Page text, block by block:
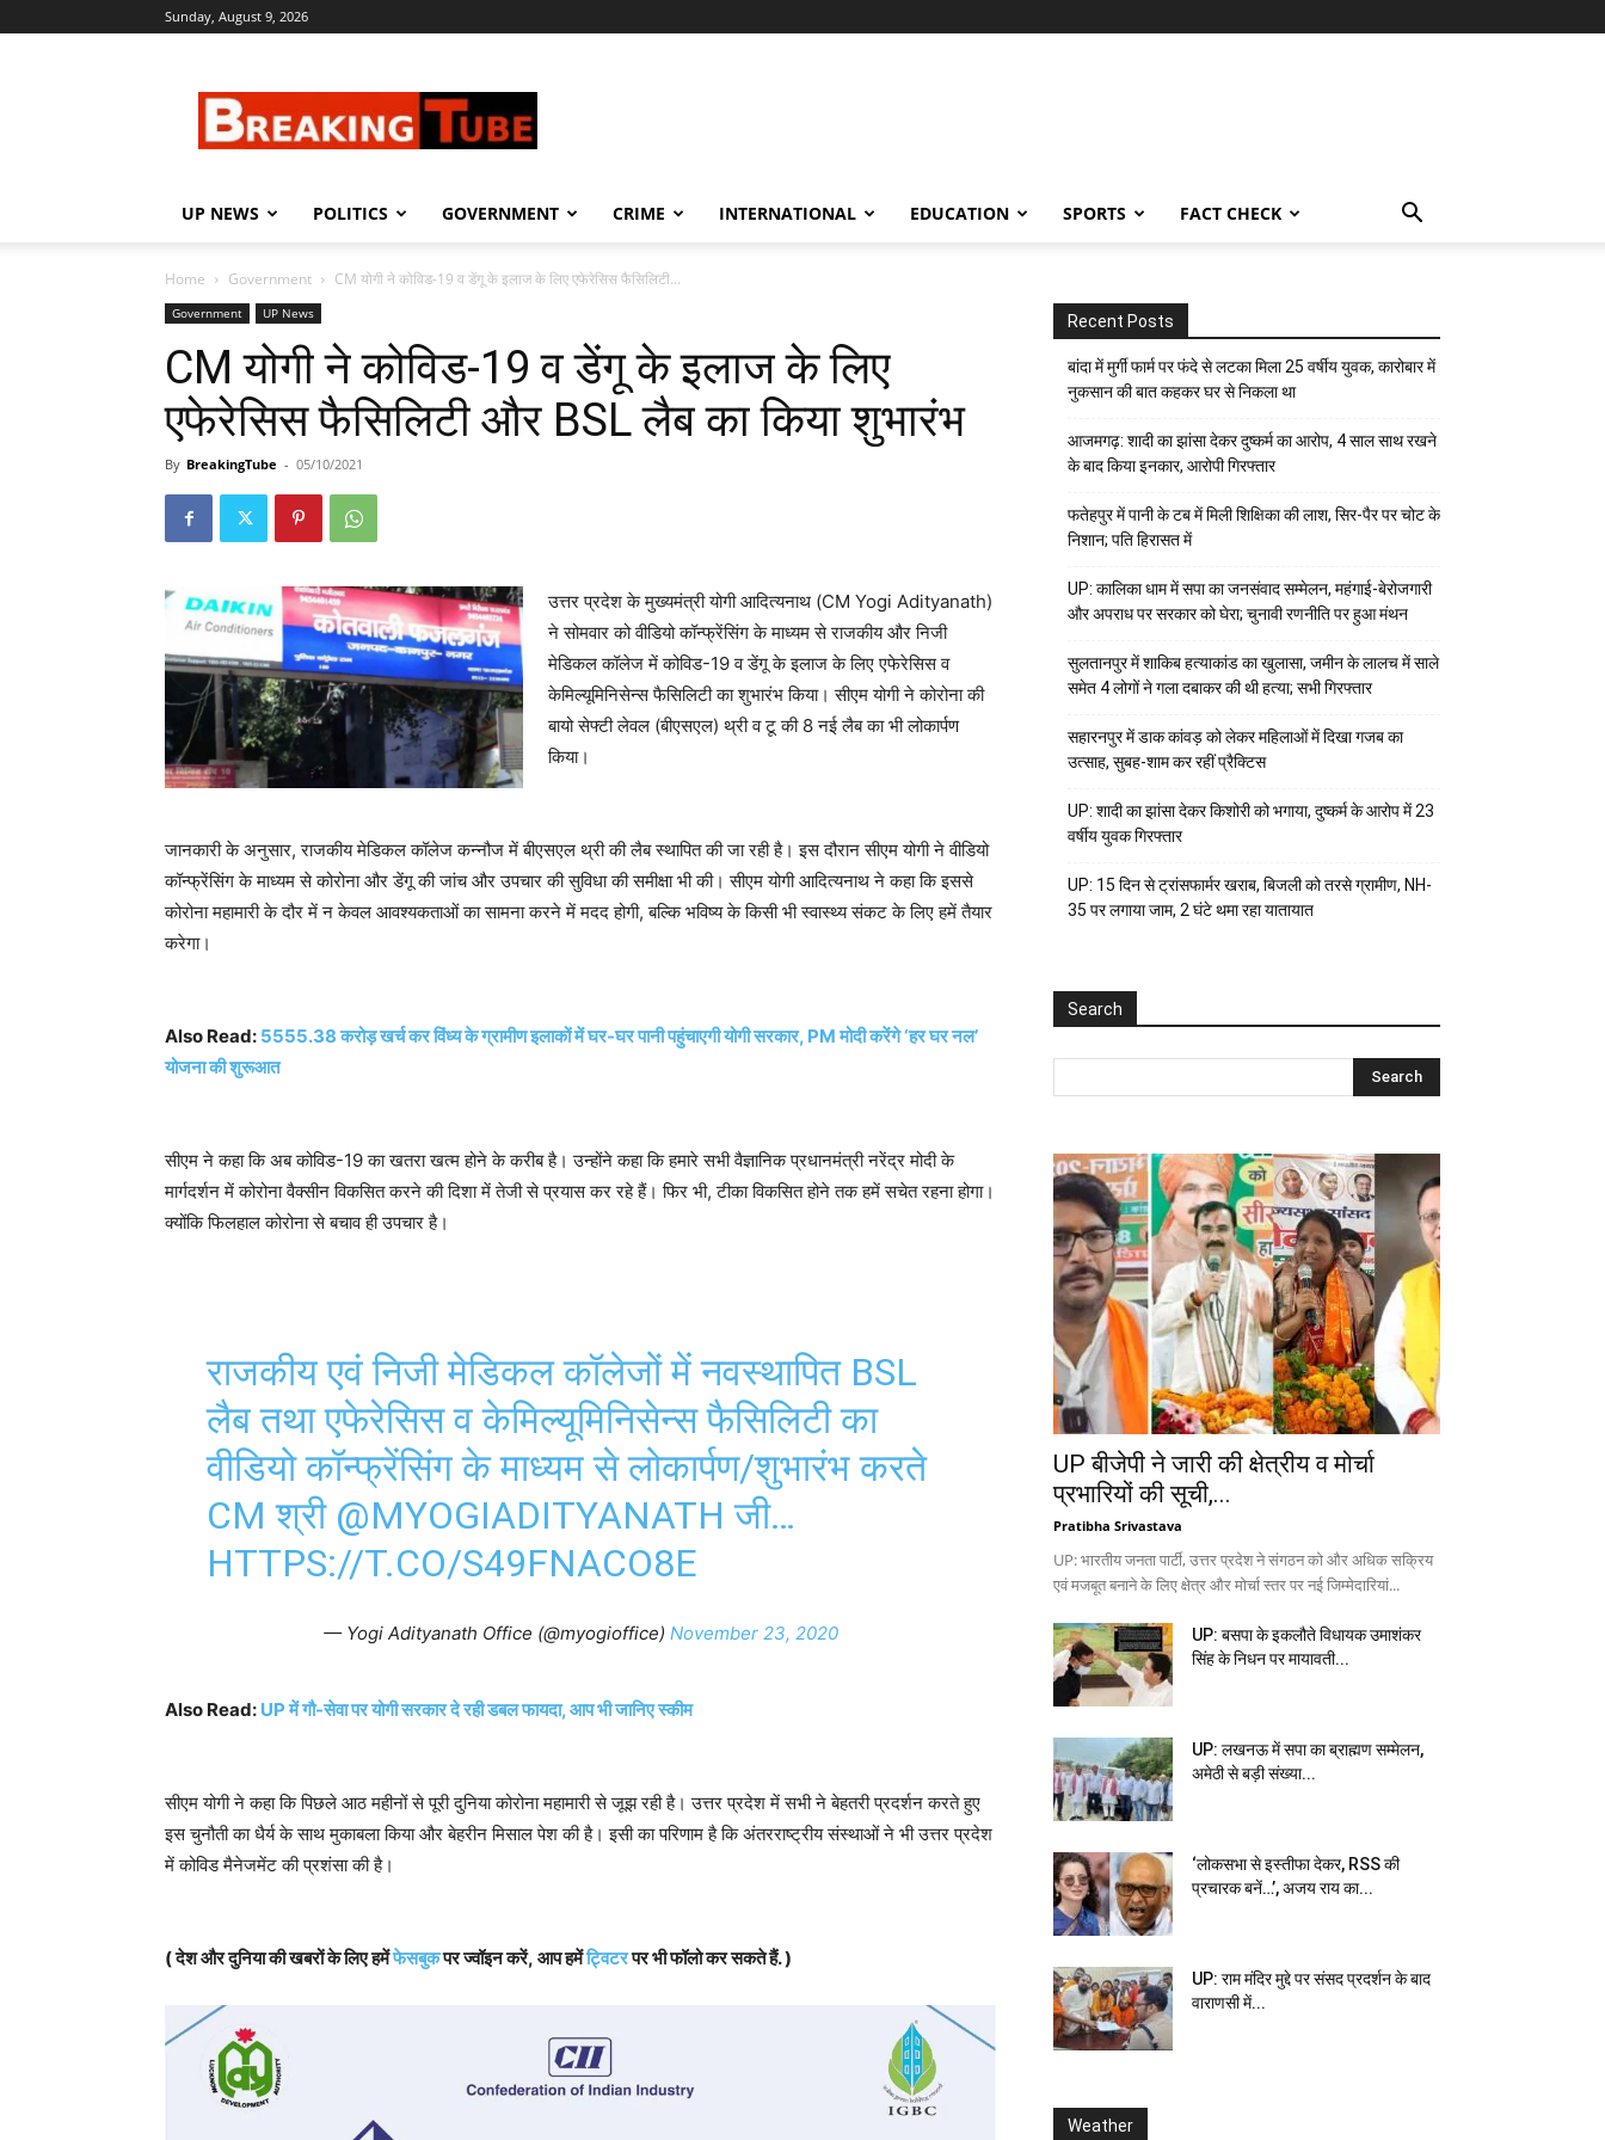
Sunday, August 9, 2026
UP NEWS POLITICS GOVERNMENT CRIME INTERNATIONAL EDUCATION SPORTS FACT CHECK
Home Government CM योगी ने कोविड-19 व डेंगू के इलाज के लिए एफेरेसिस फैसिलिटी...
Government UP News
CM योगी ने कोविड-19 व डेंगू के इलाज के लिए
एफेरेसिस फैसिलिटी और BSL लैब का किया शुभारंभ
By BreakingTube - 05/10/2021
उत्तर प्रदेश के मुख्यमंत्री योगी आदित्यनाथ (CM Yogi Adityanath)
ने सोमवार को वीडियो कॉन्फ्रेंसिंग के माध्यम से राजकीय और निजी
मेडिकल कॉलेज में कोविड-19 व डेंगू के इलाज के लिए एफेरेसिस व
केमिल्यूमिनिसेन्स फैसिलिटी का शुभारंभ किया। सीएम योगी ने कोरोना की
बायो सेफ्टी लेवल (बीएसएल) थ्री व टू की 8 नई लैब का भी लोकार्पण
किया।
जानकारी के अनुसार, राजकीय मेडिकल कॉलेज कन्नौज में बीएसएल थ्री की लैब स्थापित की जा रही है। इस दौरान सीएम योगी ने वीडियो
कॉन्फ्रेंसिंग के माध्यम से कोरोना और डेंगू की जांच और उपचार की सुविधा की समीक्षा भी की। सीएम योगी आदित्यनाथ ने कहा कि इससे
कोरोना महामारी के दौर में न केवल आवश्यकताओं का सामना करने में मदद होगी, बल्कि भविष्य के किसी भी स्वास्थ्य संकट के लिए हमें तैयार
करेगा।
Also Read: 5555.38 करोड़ खर्च कर विंध्य के ग्रामीण इलाकों में घर-घर पानी पहुंचाएगी योगी सरकार, PM मोदी करेंगे ‘हर घर नल’
योजना की शुरूआत
सीएम ने कहा कि अब कोविड-19 का खतरा खत्म होने के करीब है। उन्होंने कहा कि हमारे सभी वैज्ञानिक प्रधानमंत्री नरेंद्र मोदी के
मार्गदर्शन में कोरोना वैक्सीन विकसित करने की दिशा में तेजी से प्रयास कर रहे हैं। फिर भी, टीका विकसित होने तक हमें सचेत रहना होगा।
क्योंकि फिलहाल कोरोना से बचाव ही उपचार है।
राजकीय एवं निजी मेडिकल कॉलेजों में नवस्थापित BSL
लैब तथा एफेरेसिस व केमिल्यूमिनिसेन्स फैसिलिटी का
वीडियो कॉन्फ्रेंसिंग के माध्यम से लोकार्पण/शुभारंभ करते
CM श्री @MYOGIADITYANATH जी…
HTTPS://T.CO/S49FNACO8E
— Yogi Adityanath Office (@myogioffice) November 23, 2020
Also Read: UP में गौ-सेवा पर योगी सरकार दे रही डबल फायदा, आप भी जानिए स्कीम
सीएम योगी ने कहा कि पिछले आठ महीनों से पूरी दुनिया कोरोना महामारी से जूझ रही है। उत्तर प्रदेश में सभी ने बेहतरी प्रदर्शन करते हुए
इस चुनौती का धैर्य के साथ मुकाबला किया और बेहरीन मिसाल पेश की है। इसी का परिणाम है कि अंतरराष्ट्रीय संस्थाओं ने भी उत्तर प्रदेश
में कोविड मैनेजमेंट की प्रशंसा की है।
( देश और दुनिया की खबरों के लिए हमेंफेसबुकपर ज्वॉइन करें, आप हमेंट्विटरपर भी फॉलो कर सकते हैं. )
Recent Posts
बांदा में मुर्गी फार्म पर फंदे से लटका मिला 25 वर्षीय युवक, कारोबार में
नुकसान की बात कहकर घर से निकला था
आजमगढ़: शादी का झांसा देकर दुष्कर्म का आरोप, 4 साल साथ रखने
के बाद किया इनकार, आरोपी गिरफ्तार
फतेहपुर में पानी के टब में मिली शिक्षिका की लाश, सिर-पैर पर चोट के
निशान; पति हिरासत में
UP: कालिका धाम में सपा का जनसंवाद सम्मेलन, महंगाई-बेरोजगारी
और अपराध पर सरकार को घेरा; चुनावी रणनीति पर हुआ मंथन
सुलतानपुर में शाकिब हत्याकांड का खुलासा, जमीन के लालच में साले
समेत 4 लोगों ने गला दबाकर की थी हत्या; सभी गिरफ्तार
सहारनपुर में डाक कांवड़ को लेकर महिलाओं में दिखा गजब का
उत्साह, सुबह-शाम कर रहीं प्रैक्टिस
UP: शादी का झांसा देकर किशोरी को भगाया, दुष्कर्म के आरोप में 23
वर्षीय युवक गिरफ्तार
UP: 15 दिन से ट्रांसफार्मर खराब, बिजली को तरसे ग्रामीण, NH-
35 पर लगाया जाम, 2 घंटे थमा रहा यातायात
Search
UP बीजेपी ने जारी की क्षेत्रीय व मोर्चा
प्रभारियों की सूची,...
Pratibha Srivastava
UP: भारतीय जनता पार्टी, उत्तर प्रदेश ने संगठन को और अधिक सक्रिय
एवं मजबूत बनाने के लिए क्षेत्र और मोर्चा स्तर पर नई जिम्मेदारियां...
UP: बसपा के इकलौते विधायक उमाशंकर
सिंह के निधन पर मायावती...
UP: लखनऊ में सपा का ब्राह्मण सम्मेलन,
अमेठी से बड़ी संख्या...
‘लोकसभा से इस्तीफा देकर, RSS की
प्रचारक बनें…’, अजय राय का...
UP: राम मंदिर मुद्दे पर संसद प्रदर्शन के बाद
वाराणसी में...
Weather